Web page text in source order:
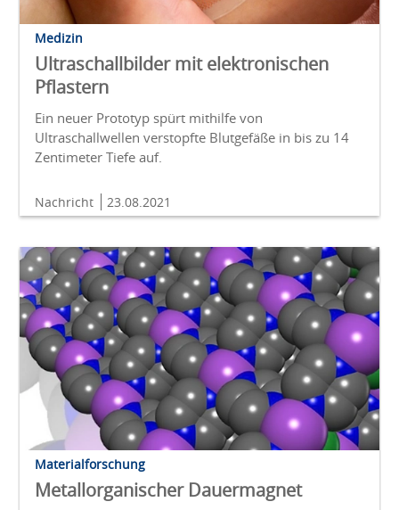
Medizin
Ultraschallbilder mit elektronischen
Pflastern
Ein neuer Prototyp spürt mithilfe von
Ultraschallwellen verstopfte Blutgefäße in bis zu 14
Zentimeter Tiefe auf.
Nachricht 23.08.2021
Materialforschung
Metallorganischer Dauermagnet